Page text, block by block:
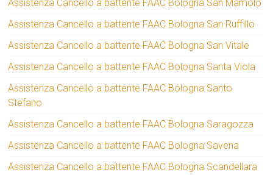
Assistenza Cancello a battente FAAC Bologna San Mamolo
Assistenza Cancello a battente FAAC Bologna San Ruffillo
Assistenza Cancello a battente FAAC Bologna San Vitale
Assistenza Cancello a battente FAAC Bologna Santa Viola
Assistenza Cancello a battente FAAC Bologna Santo
Stefano
Assistenza Cancello a battente FAAC Bologna Saragozza
Assistenza Cancello a battente FAAC Bologna Savena
Assistenza Cancello a battente FAAC Bologna Scandellara